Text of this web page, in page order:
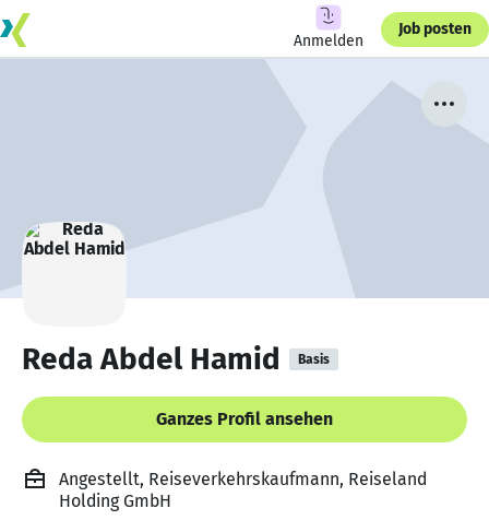
Anmelden
Job posten
Reda Abdel Hamid Basis
Ganzes Profil ansehen
Angestellt, Reiseverkehrskaufmann, Reiseland
Holding GmbH